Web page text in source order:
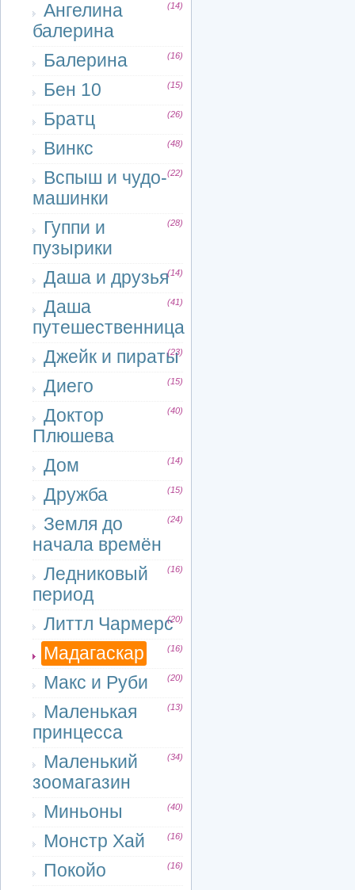
Ангелина
балерина
(14)
Балерина (16)
Бен 10 (15)
Братц (26)
Винкс (48)
Вспыш и чудо-
машинки
(22)
Гуппи и
пузырики
(28)
Даша и друзья(14)
Даша
путешественница
(41)
Джейк и пираты
(23)
Диего (15)
Доктор
Плюшева
(40)
Дом (14)
Дружба (15)
Земля до
начала времён
(24)
Ледниковый
период
(16)
Литтл Чармерс(20)
Мадагаскар (16)
Макс и Руби (20)
Маленькая
принцесса
(13)
Маленький
зоомагазин
(34)
Миньоны (40)
Монстр Хай (16)
Покойо (16)